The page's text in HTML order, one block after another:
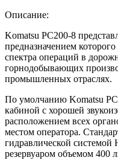
Описание:
Komatsu PC200-8
предназначением
спектра операций в
горнодобывающих
промышленных отраслях.
По умолчанию Komatsu
кабиной с хорошей
расположением всех
местом оператора.
гидравлической
резервуаром объемом 400